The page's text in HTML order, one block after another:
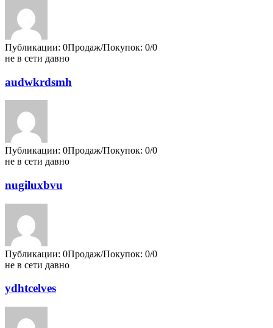
Публикации: 0Продаж/Покупок: 0/0
не в сети давно
audwkrdsmh
Публикации: 0Продаж/Покупок: 0/0
не в сети давно
nugiluxbvu
Публикации: 0Продаж/Покупок: 0/0
не в сети давно
ydhtcelves